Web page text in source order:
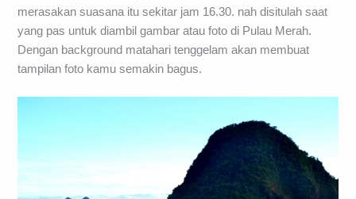
merasakan suasana itu sekitar jam 16.30. nah disitulah saat
yang pas untuk diambil gambar atau foto di Pulau Merah.
Dengan background matahari tenggelam akan membuat
tampilan foto kamu semakin bagus.